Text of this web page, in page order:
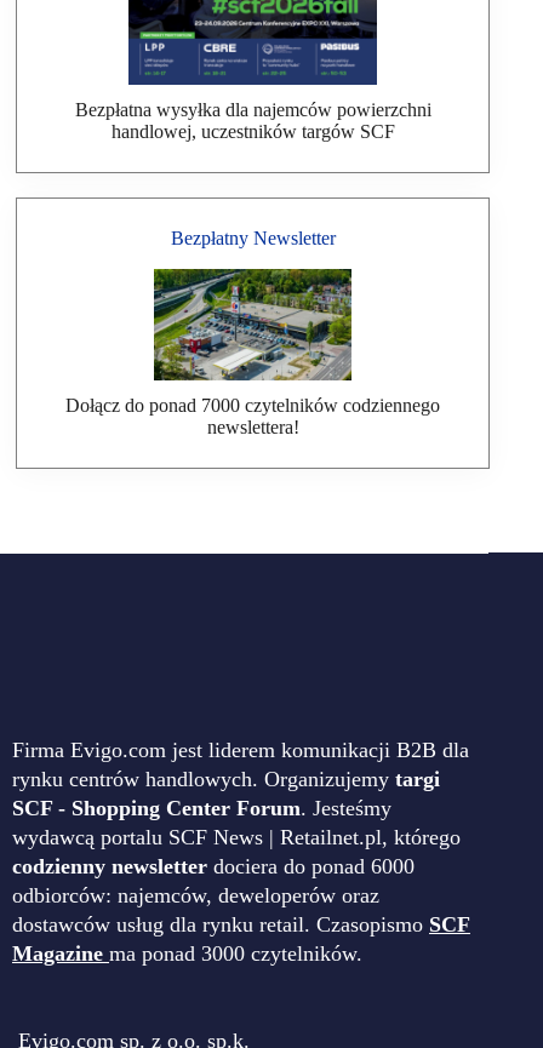
Bezpłatna wysyłka dla najemców powierzchni
handlowej, uczestników targów SCF
Bezpłatny Newsletter
Dołącz do ponad 7000 czytelników codziennego
newslettera!
Firma Evigo.com jest liderem komunikacji B2B dla
rynku centrów handlowych. Organizujemy targi
SCF - Shopping Center Forum. Jesteśmy
wydawcą portalu SCF News | Retailnet.pl, którego
codzienny newsletter dociera do ponad 6000
odbiorców: najemców, deweloperów oraz
dostawców usług dla rynku retail. Czasopismo SCF
Magazine ma ponad 3000 czytelników.
Evigo.com sp. z o.o. sp.k.